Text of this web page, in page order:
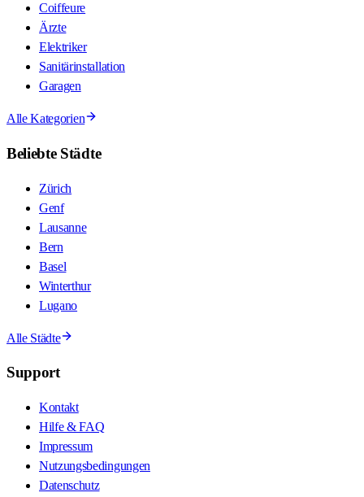
Coiffeure
Ärzte
Elektriker
Sanitärinstallation
Garagen
Alle Kategorien
Beliebte Städte
Zürich
Genf
Lausanne
Bern
Basel
Winterthur
Lugano
Alle Städte
Support
Kontakt
Hilfe & FAQ
Impressum
Nutzungsbedingungen
Datenschutz